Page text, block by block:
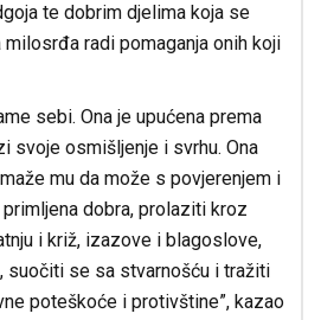
te dobrim djelima koja se
radi pomaganja onih koji
sebi. Ona je upućena prema
svoje osmišljenje i svrhu. Ona
mu da može s povjerenjem i
dobra, prolaziti kroz
i križ, izazove i blagoslove,
suočiti se sa stvarnošću i tražiti
poteškoće i protivštine”, kazao